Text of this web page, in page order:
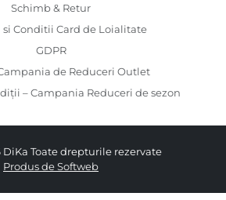
Schimb & Retur
si Conditii Card de Loialitate
GDPR
de Reduceri Outlet
– Campania Reduceri de sezon
DiKa Toate drepturile rezervate
Produs de Softweb